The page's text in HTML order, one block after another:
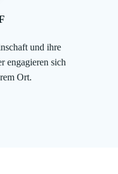
und ihre
engagieren sich
Ort.